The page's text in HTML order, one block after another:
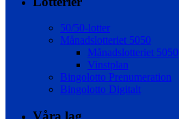
50/50-lotter
Månadslotteriet 5050
Månadslotteriet 5050
Vinstplan
Bingolotto Prenumeration
Bingolotto Digitalt
Våra lag